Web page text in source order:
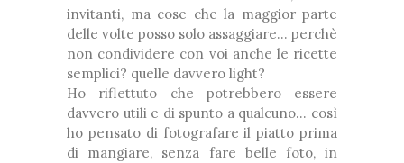
invitanti, ma cose che la maggior parte
delle volte posso solo assaggiare... perchè
non condividere con voi anche le ricette
semplici? quelle davvero light?
Ho riflettuto che potrebbero essere
davvero utili e di spunto a qualcuno... così
ho pensato di fotografare il piatto prima
di mangiare, senza fare belle foto, in